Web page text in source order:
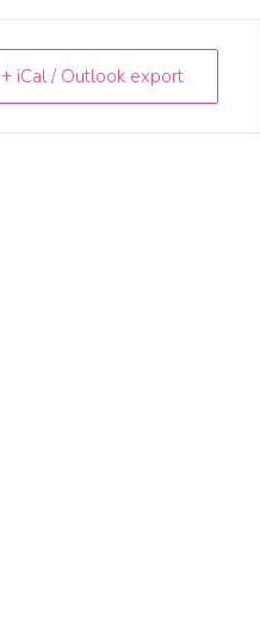
+ iCal / Outlook export